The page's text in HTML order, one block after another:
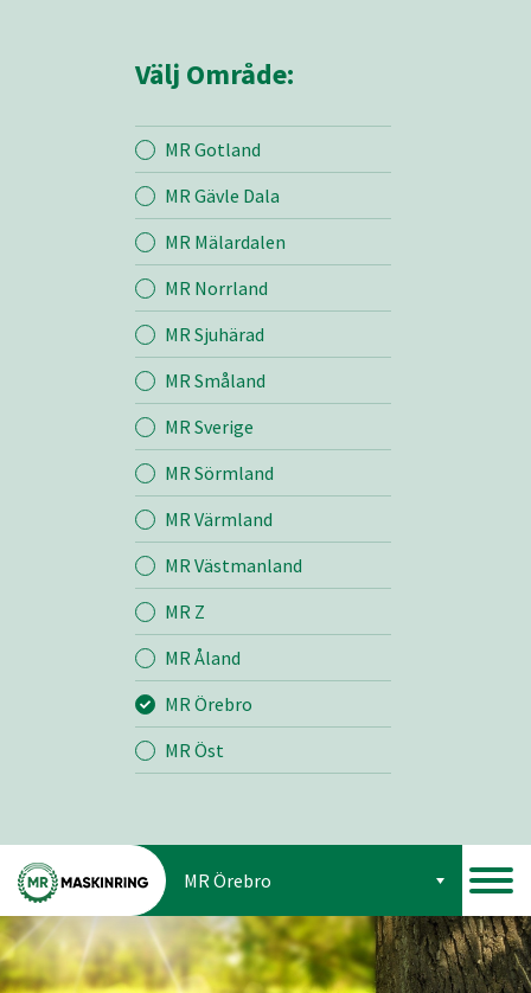
Mina sidor
MR Örebro
Entreprenad
Bemanning
Välj Område:
MR Gotland
MR Gävle Dala
MR Mälardalen
MR Norrland
MR Sjuhärad
MR Småland
MR Sverige
MR Sörmland
MR Värmland
MR Västmanland
MR Z
MR Åland
MR Örebro
MR Öst
MR Örebro